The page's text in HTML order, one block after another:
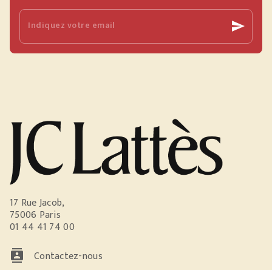
Indiquez votre email send
17 Rue Jacob,
75006 Paris
01 44 41 74 00
contacts Contactez-nous